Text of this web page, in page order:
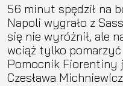
56 minut spędził na
Napoli wygrało z
się nie wyróżnił, ale
wciąż tylko
Pomocnik Fiorentiny
Czesława